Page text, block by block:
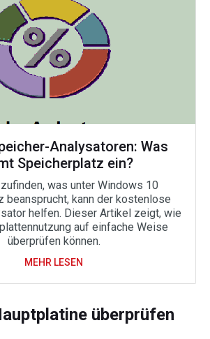
Analysatoren: Was
Speicherplatz ein?
was unter Windows 10
beansprucht, kann der kostenlose
helfen. Dieser Artikel zeigt, wie
auf einfache Weise
überprüfen können.
MEHR LESEN
überprüfen